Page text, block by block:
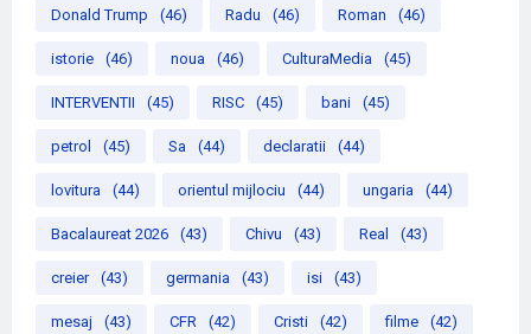
Donald Trump (46) Radu (46) Roman (46)
istorie (46) noua (46) CulturaMedia (45)
INTERVENTII (45) RISC (45) bani (45)
petrol (45) Sa (44) declaratii (44)
lovitura (44) orientul mijlociu (44) ungaria (44)
Bacalaureat 2026 (43) Chivu (43) Real (43)
creier (43) germania (43) isi (43)
mesaj (43) CFR (42) Cristi (42) filme (42)